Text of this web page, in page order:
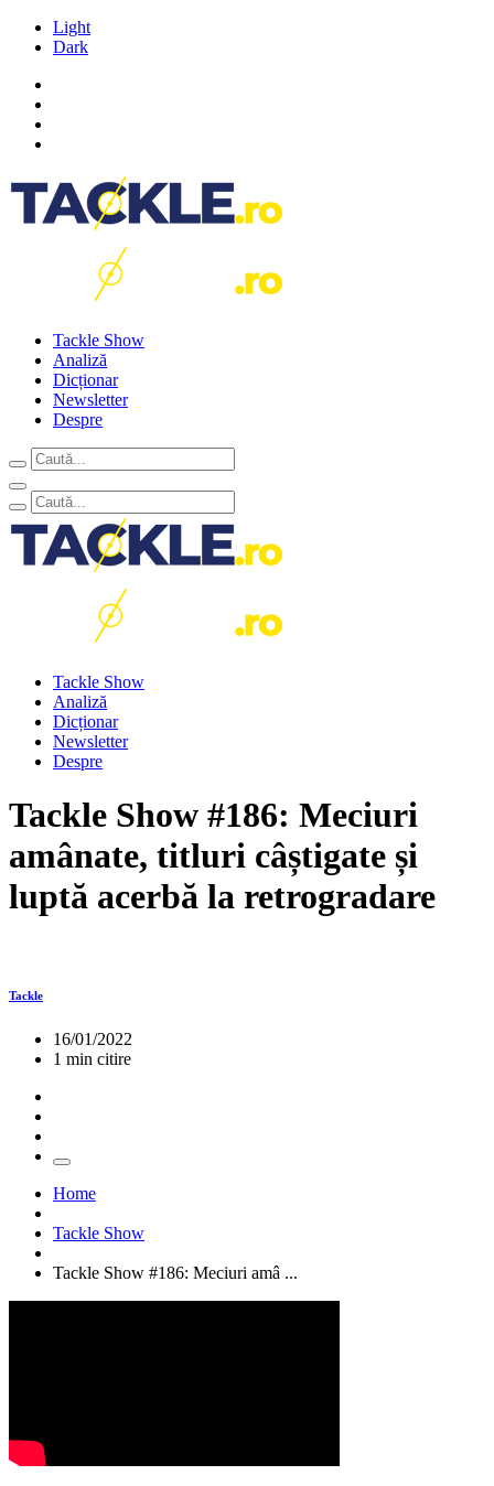
Light
Dark
Tackle Show
Analiză
Dicționar
Newsletter
Despre
Tackle Show
Analiză
Dicționar
Newsletter
Despre
Tackle Show #186: Meciuri
amânate, titluri câștigate și
luptă acerbă la retrogradare
Tackle
16/01/2022
1 min citire
Home
Tackle Show
Tackle Show #186: Meciuri amâ ...